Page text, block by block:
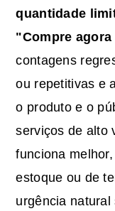
quantidade
"Compre
contagens
ou repetitivas e
o produto e o
serviços de alto
funciona
estoque ou de
urgência